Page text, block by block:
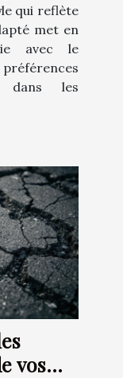
qui reflète
met en
avec le
dans les
vos